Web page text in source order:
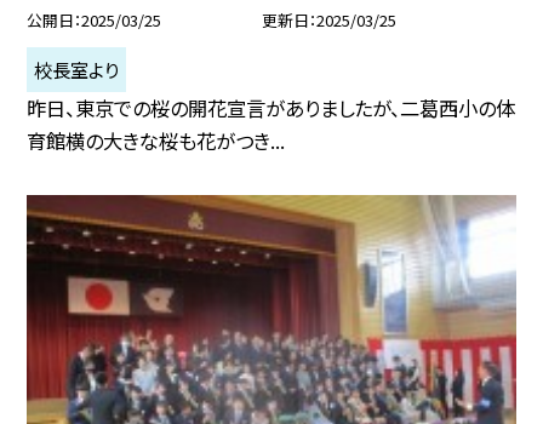
公開日 2025/03/25 更新日 2025/03/25
校長室より
昨日、東京での桜の開花宣言がありましたが、二葛西小の体
育館横の大きな桜も花がつき...